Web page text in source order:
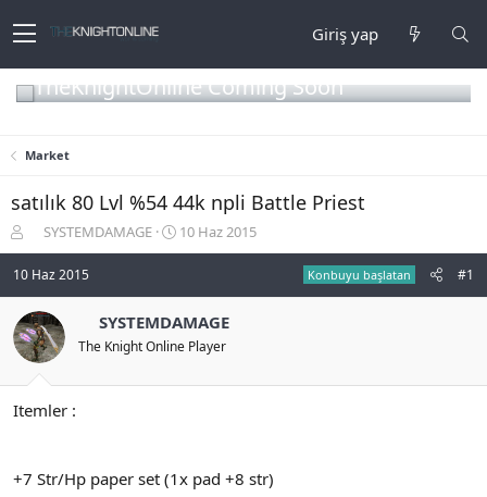
Giriş yap
TheKnightOnline Coming Soon
Market
satılık 80 Lvl %54 44k npli Battle Priest
o
n
u
y
u
b
a
ş
a
SYSTEMDAMAGE
B
a
n
g
ç
h
10 Haz 2015
10 Haz 2015 Konbuyu başlatan #1
SYSTEMDAMAGE
The Knight Online Player
Itemler :
+7 Str/Hp paper set (1x pad +8 str)